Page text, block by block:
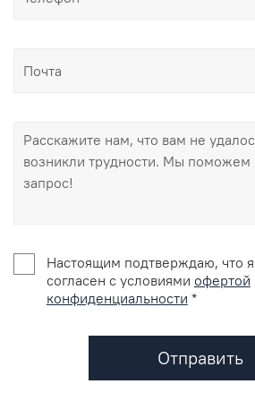
Настоящим подтверждаю, что
согласен с условиями офертой
конфиденциальности *
Отправить